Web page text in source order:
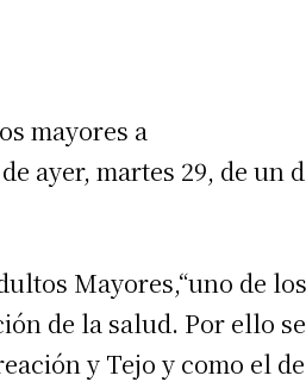
mayores a
ayer, martes 29, de un
Mayores,“uno de los
de la salud. Por ello se
y Tejo y como el de